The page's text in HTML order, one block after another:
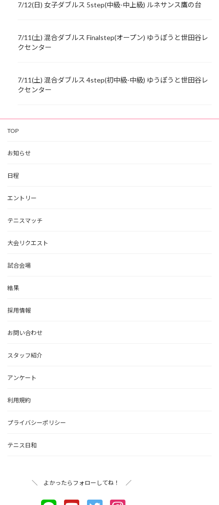
7/12(日) 女子ダブルス 5step(中級-中上級) ルネサンス鷹の台
7/11(土) 混合ダブルス Finalstep(オープン) ゆうぽうと世田谷レ
クセンター
7/11(土) 混合ダブルス 4step(初中級-中級) ゆうぽうと世田谷レ
クセンター
TOP
お知らせ
日程
エントリー
テニスマッチ
大会リクエスト
試合会場
結果
採用情報
お問い合わせ
スタッフ紹介
アンケート
利用規約
プライバシーポリシー
テニス日和
＼ よかったらフォローしてね！ ／